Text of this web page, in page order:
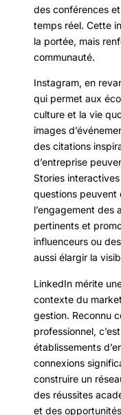
des conférences
temps réel. Cette
la portée, mais
communauté.
Instagram, en
qui permet aux
culture et la vie
images
des citations
d’entreprise
Stories
questions peuvent
l’engagement des
pertinents et
influenceurs ou
aussi élargir la
LinkedIn mérite
contexte du
gestion. Reconnu
professionnel,
établissements
connexions
construire un
des réussites
et des